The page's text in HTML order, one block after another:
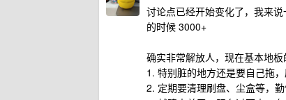
讨论点已经开始变化了，我来
的时候 3000+
确实非常解放人，现在基本地
1. 特别脏的地方还是要自己拖
2. 定期要清理刷盘、尘盒等，